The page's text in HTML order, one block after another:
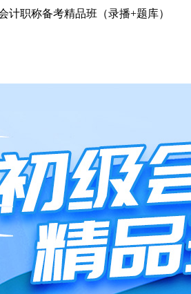
计职称备考精品班（录播+题库）